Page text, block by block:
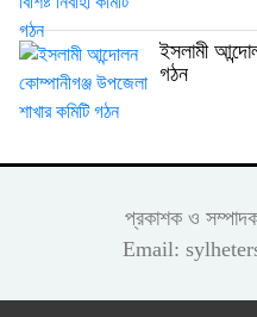
ইসলামী
গঠন
প্রকাশক ও
Email: